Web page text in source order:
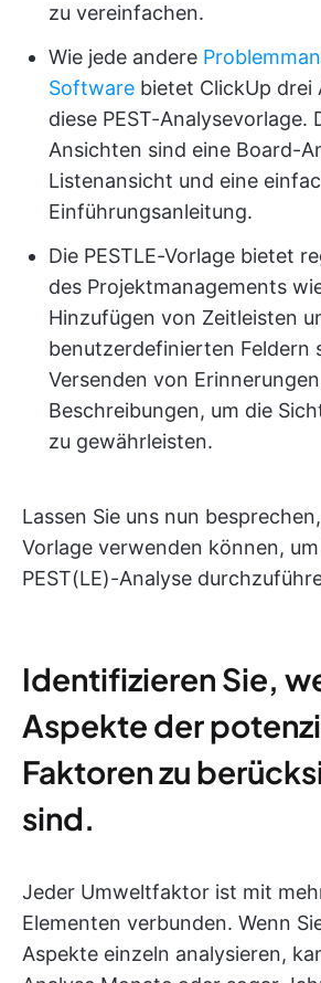
zu vereinfachen.
Wie jede andere
Software bietet ClickUp drei
diese PEST-Analysevorlage.
Ansichten sind eine Board-
Listenansicht und eine
Einführungsanleitung.
Die PESTLE-Vorlage bietet
des Projektmanagements
Hinzufügen von Zeitleisten
benutzerdefinierten Feldern
Versenden von
Beschreibungen, um die
zu gewährleisten.
Lassen Sie uns nun
Vorlage verwenden können,
PEST(LE)-Analyse
Identifizieren Sie,
Aspekte der
Faktoren zu
sind.
Jeder Umweltfaktor ist mit
Elementen verbunden. Wenn
Aspekte einzeln analysieren,